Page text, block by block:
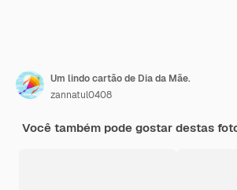
Um lindo cartão de Dia da Mãe.
zannatul0408
Você também pode gostar destas